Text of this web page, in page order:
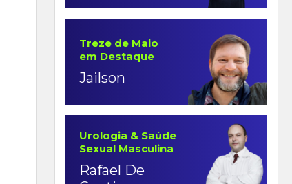
Treze de Maio
em Destaque
Jailson
Urologia & Saúde
Sexual Masculina
Rafael De